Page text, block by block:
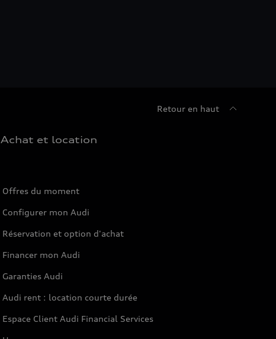
Retour en haut
Achat et location
Offres du moment
Configurer mon Audi
Réservation et option d'achat
Financer mon Audi
Garanties Audi
Audi rent : location courte durée
Espace Client Audi Financial Services